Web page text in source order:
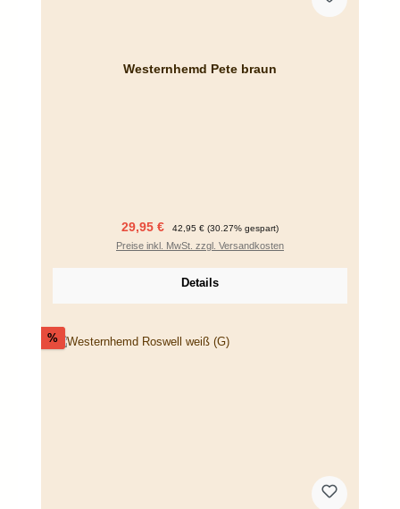
Westernhemd Pete braun
Verkaufspreis:
29,95 € Regulärer Preis:
42,95 € (30.27% gespart)
Preise inkl. MwSt. zzgl. Versandkosten
Details
%Rabatt